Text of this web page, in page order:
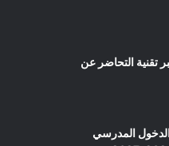
تقنية التحاضر عن
المدرسي